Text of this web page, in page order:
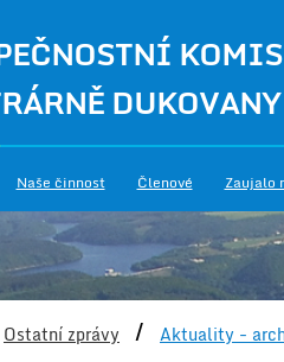
DUKOVANY
Naše činnost Členové Zaujalo
Ostatní zprávy / Aktuality -